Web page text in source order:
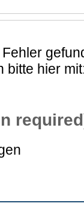
bitte hier